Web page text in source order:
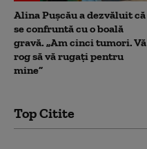
Alina Pușcău a dezvăluit că
se confruntă cu o boală
gravă. „Am cinci tumori. Vă
rog să vă rugați pentru
mine”
Top Citite